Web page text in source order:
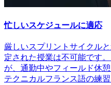
忙しいスケジュールに適応
厳しいスプリントサイクル
定された授業は不可能です
が、通勤中やフィールド休
テクニカルフランス語の練習